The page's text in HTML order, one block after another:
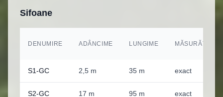
Sifoane
DENUMIRE ADÂNCIME LUNGIME MĂSURĂTORI
S1-GC 2,5 m 35 m exact
S2-GC 17 m 95 m exact